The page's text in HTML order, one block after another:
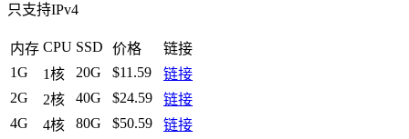
只支持IPv4
内存 CPU SSD 价格
链接
1G
1核 20G $11.59
链接
2G
2核 40G $24.59
链接
4G
4核 80G $50.59
链接